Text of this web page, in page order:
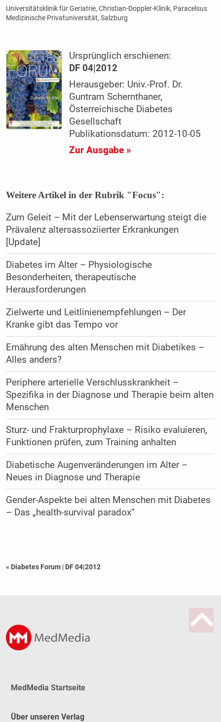
Universitätsklinik für Geriatrie, Christian-Doppler-Klinik, Paracelsus
Medizinische Privatuniversität, Salzburg
Ursprünglich erschienen:
DF 04|2012
Herausgeber: Univ.-Prof. Dr.
Guntram Schernthaner,
Österreichische Diabetes
Gesellschaft
Publikationsdatum: 2012-10-05
Zur Ausgabe »
Weitere Artikel in der Rubrik "Focus":
Zum Geleit – Mit der Lebenserwartung steigt die
Prävalenz altersassoziierter Erkrankungen
[Update]
Diabetes im Alter – Physiologische
Besonderheiten, therapeutische
Herausforderungen
Zielwerte und Leitlinienempfehlungen – Der
Kranke gibt das Tempo vor
Ernährung des alten Menschen mit Diabetikes –
Alles anders?
Periphere arterielle Verschlusskrankheit –
Spezifika in der Diagnose und Therapie beim alten
Menschen
Sturz- und Frakturprophylaxe – Risiko evaluieren,
Funktionen prüfen, zum Training anhalten
Diabetische Augenveränderungen im Alter –
Neues in Diagnose und Therapie
Gender-Aspekte bei alten Menschen mit Diabetes
– Das „health-survival paradox“
« Diabetes Forum | DF 04|2012
MedMedia Startseite
Über unseren Verlag